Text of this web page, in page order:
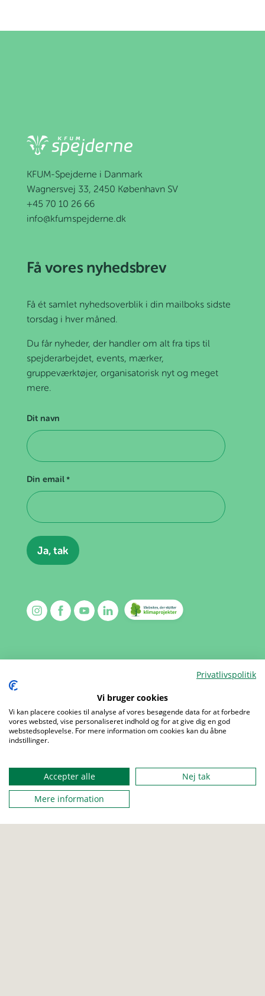
KFUM-Spejderne i Danmark
Wagnersvej 33, 2450 København SV
+45 70 10 26 66
info@kfumspejderne.dk
Få vores nyhedsbrev
Få ét samlet nyhedsoverblik i din mailboks sidste
torsdag i hver måned.
Du får nyheder, der handler om alt fra tips til
spejderarbejdet, events, mærker,
gruppeværktøjer, organisatorisk nyt og meget
mere.
Dit navn
Din email *
Mærker
Aktiviteter
Udgivelser
Privatlivspolitik
Kontakt
Om os
Presse
About us
Privatlivspolitik
Vi bruger cookies
Vi kan placere cookies til analyse af vores besøgende data for at forbedre
vores websted, vise personaliseret indhold og for at give dig en god
webstedsoplevelse. For mere information om cookies kan du åbne
indstillinger.
Accepter alle
Nej tak
Mere information